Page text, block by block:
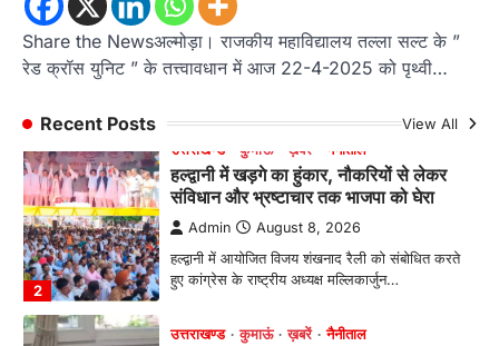
Share the Newsअल्मोड़ा। राजकीय महाविद्यालय तल्ला सल्ट के ”
रेड क्रॉस युनिट ” के तत्त्वावधान में आज 22-4-2025 को पृथ्वी…
Recent Posts View All
में हासिल किया प्रथम स्थान
Admin August 8, 2026
रानीखेत। आर्मी पब्लिक स्कूल रानीखेत की प्रतिभाशाली
2
उत्तराखण्ड कुमाऊं ख़बरें नैनीताल
हल्द्वानी में खड़गे का हुंकार, नौकरियों से लेकर
संविधान और भ्रष्टाचार तक भाजपा को घेरा
Admin August 8, 2026
हल्द्वानी में आयोजित विजय शंखनाद रैली को संबोधित करते
हुए कांग्रेस के राष्ट्रीय अध्यक्ष मल्लिकार्जुन…
उत्तराखण्ड कुमाऊं ख़बरें नैनीताल